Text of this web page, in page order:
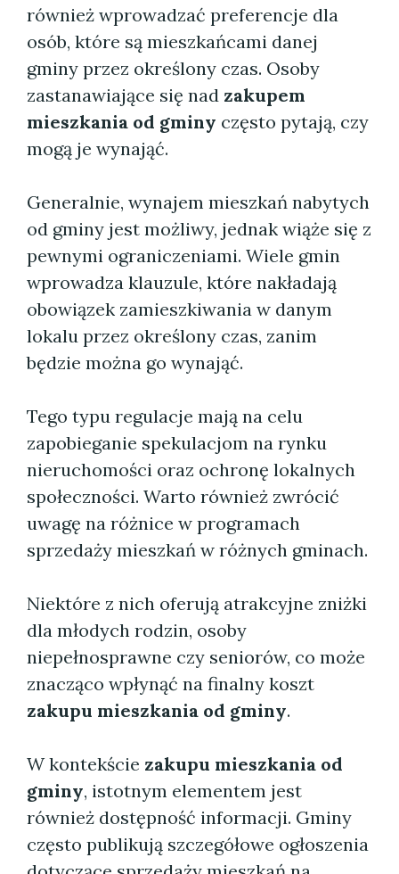
również wprowadzać preferencje dla
osób, które są mieszkańcami danej
gminy przez określony czas. Osoby
zastanawiające się nad zakupem
mieszkania od gminy często pytają, czy
mogą je wynająć.
Generalnie, wynajem mieszkań nabytych
od gminy jest możliwy, jednak wiąże się z
pewnymi ograniczeniami. Wiele gmin
wprowadza klauzule, które nakładają
obowiązek zamieszkiwania w danym
lokalu przez określony czas, zanim
będzie można go wynająć.
Tego typu regulacje mają na celu
zapobieganie spekulacjom na rynku
nieruchomości oraz ochronę lokalnych
społeczności. Warto również zwrócić
uwagę na różnice w programach
sprzedaży mieszkań w różnych gminach.
Niektóre z nich oferują atrakcyjne zniżki
dla młodych rodzin, osoby
niepełnosprawne czy seniorów, co może
znacząco wpłynąć na finalny koszt
zakupu mieszkania od gminy.
W kontekście zakupu mieszkania od
gminy, istotnym elementem jest
również dostępność informacji. Gminy
często publikują szczegółowe ogłoszenia